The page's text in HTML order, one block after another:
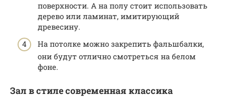
поверхности. А на полу стоит использовать
дерево или ламинат, имитирующий
древесину.
На потолке можно закрепить фальшбалки,
они будут отлично смотреться на белом
фоне.
Зал в стиле современная классика